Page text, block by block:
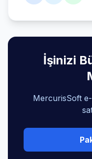
İşinizi
MercurisSoft